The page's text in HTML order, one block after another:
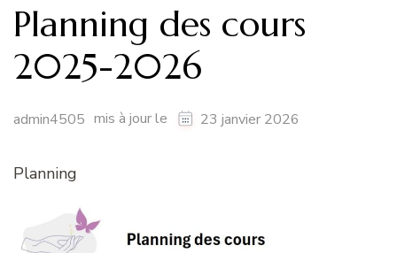
Planning des cours
2025-2026
admin4505 mis à jour le 23 janvier 2026
Planning